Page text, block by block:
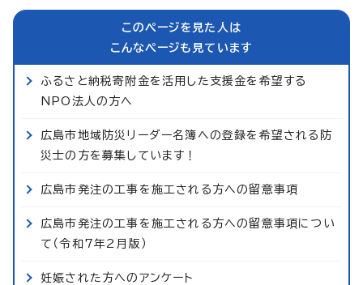
このページを見た人は
こんなページも見ています
ふるさと納税寄附金を活用した支援金を希望する
NPO法人の方へ
広島市地域防災リーダー名簿への登録を希望される防
災士の方を募集しています！
広島市発注の工事を施工される方への留意事項
広島市発注の工事を施工される方への留意事項につい
て（令和7年2月版）
妊娠された方へのアンケート